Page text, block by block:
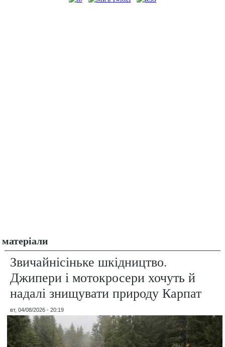
матеріали
Звичайнісіньке шкідництво.
Джипери і мотокросери хочуть й
надалі знищувати природу Карпат
вт, 04/08/2026 - 20:19